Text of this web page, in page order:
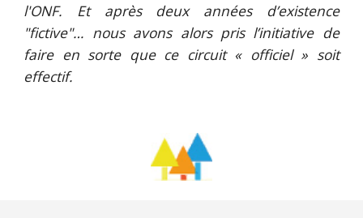
l'ONF. Et après deux années d’existence
"fictive"… nous avons alors pris l’initiative de
faire en sorte que ce circuit « officiel » soit
effectif.